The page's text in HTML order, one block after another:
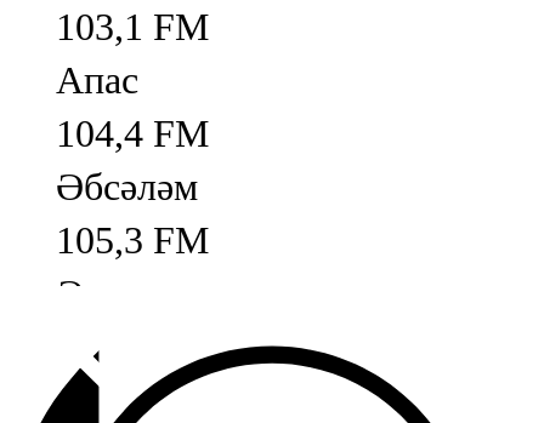
103,1 FM
Апас
104,4 FM
Әбсәләм
105,3 FM
Әлмәт
92,9 FM
Базарлы матак